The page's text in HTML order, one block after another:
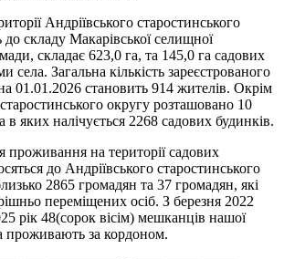
Андріївського старостинського
складу Макарівської селищної
складає 623,0 га, та 145,0 га садових
села. Загальна кількість зареєстрованого
01.01.2026 становить 914 жителів. Окрім
округу розташовано 10
в яких налічується 2268 садових будинків.
проживання на території садових
до Андріївського старостинського
2865 громадян та 37 громадян, які
переміщених осіб. З березня 2022
рік 48(сорок вісім) мешканців нашої
проживають за кордоном.